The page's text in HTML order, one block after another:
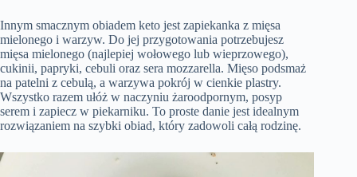
Innym smacznym obiadem keto jest zapiekanka z mięsa
mielonego i warzyw. Do jej przygotowania potrzebujesz
mięsa mielonego (najlepiej wołowego lub wieprzowego),
cukinii, papryki, cebuli oraz sera mozzarella. Mięso podsmaż
na patelni z cebulą, a warzywa pokrój w cienkie plastry.
Wszystko razem ułóż w naczyniu żaroodpornym, posyp
serem i zapiecz w piekarniku. To proste danie jest idealnym
rozwiązaniem na szybki obiad, który zadowoli całą rodzinę.